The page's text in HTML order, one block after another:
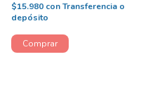
$15.980 conTransferencia o
depósito